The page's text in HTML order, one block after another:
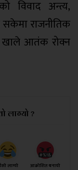
विवाद अन्त्य,
सकेमा राजनीतिक
खाले आतंक रोक्न
लाग्यो ?
लाग्यो आक्रोशित बनायो